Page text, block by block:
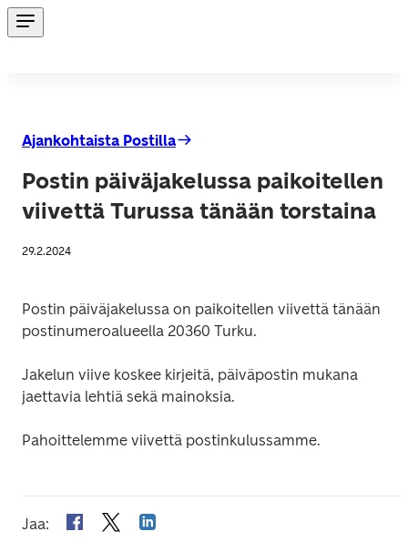
Ajankohtaista Postilla
Postin päiväjakelussa paikoitellen
viivettä Turussa tänään torstaina
29.2.2024
Postin päiväjakelussa on paikoitellen viivettä tänään
postinumeroalueella 20360 Turku.
Jakelun viive koskee kirjeitä, päiväpostin mukana
jaettavia lehtiä sekä mainoksia.
Pahoittelemme viivettä postinkulussamme.
Jaa: